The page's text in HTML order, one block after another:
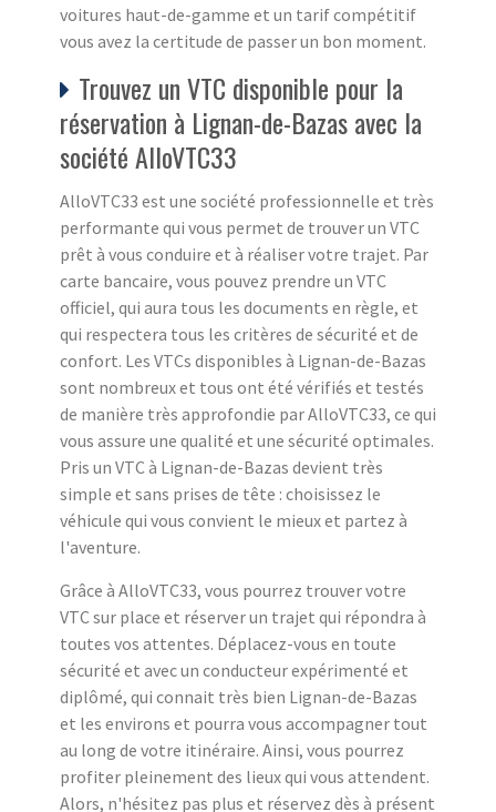
voitures haut-de-gamme et un tarif compétitif
vous avez la certitude de passer un bon moment.
Trouvez un VTC disponible pour la
réservation à Lignan-de-Bazas avec la
société AlloVTC33
AlloVTC33 est une société professionnelle et très
performante qui vous permet de trouver un VTC
prêt à vous conduire et à réaliser votre trajet. Par
carte bancaire, vous pouvez prendre un VTC
officiel, qui aura tous les documents en règle, et
qui respectera tous les critères de sécurité et de
confort. Les VTCs disponibles à Lignan-de-Bazas
sont nombreux et tous ont été vérifiés et testés
de manière très approfondie par AlloVTC33, ce qui
vous assure une qualité et une sécurité optimales.
Pris un VTC à Lignan-de-Bazas devient très
simple et sans prises de tête : choisissez le
véhicule qui vous convient le mieux et partez à
l'aventure.
Grâce à AlloVTC33, vous pourrez trouver votre
VTC sur place et réserver un trajet qui répondra à
toutes vos attentes. Déplacez-vous en toute
sécurité et avec un conducteur expérimenté et
diplômé, qui connait très bien Lignan-de-Bazas
et les environs et pourra vous accompagner tout
au long de votre itinéraire. Ainsi, vous pourrez
profiter pleinement des lieux qui vous attendent.
Alors, n'hésitez pas plus et réservez dès à présent